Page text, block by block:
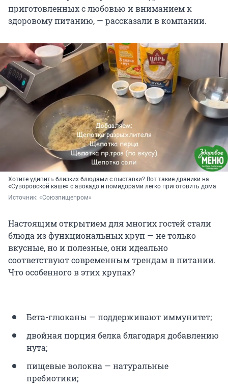
приготовленных с любовью и вниманием к
здоровому питанию, — рассказали в компании.
Хотите удивить близких блюдами с выставки? Вот такие драники на
«Суворовской каше» с авокадо и помидорами легко приготовить дома
Источник: «Союзпищепром»
Настоящим открытием для многих гостей стали
блюда из функциональных круп — не только
вкусные, но и полезные, они идеально
соответствуют современным трендам в питании.
Что особенного в этих крупах?
Бета-глюканы — поддерживают иммунитет;
двойная порция белка благодаря добавлению
нута;
пищевые волокна — натуральные
пребиотики;